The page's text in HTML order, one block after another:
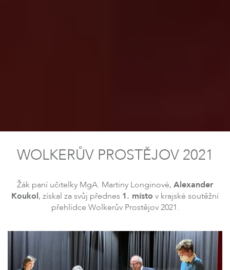
WOLKERŮV PROSTĚJOV 2021
Žák paní učitelky MgA. Martiny Longinové, Alexander
Koukol, získal za svůj přednes 1. místo v krajské soutěžní
přehlídce Wolkerův Prostějov 2021.